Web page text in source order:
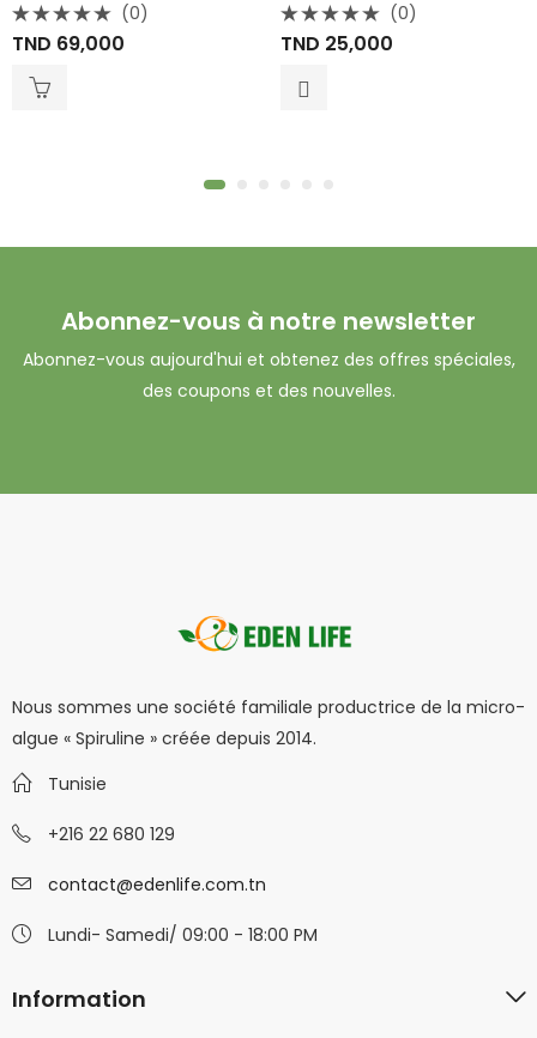
Note
0
(0)
TND 69,000 Note
0
(0)
TND 25,000
Abonnez-vous à notre newsletter
Abonnez-vous aujourd'hui et obtenez des offres spéciales,
des coupons et des nouvelles.
Nous sommes une société familiale productrice de la micro-
algue « Spiruline » créée depuis 2014.
Tunisie
+216 22 680 129
contact@edenlife.com.tn
Lundi- Samedi/ 09:00 - 18:00 PM
Information